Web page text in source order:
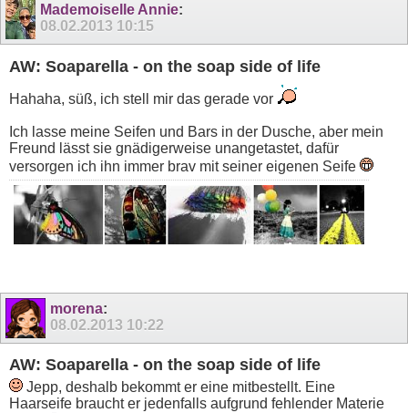
Mademoiselle Annie:
08.02.2013 10:15
AW: Soaparella - on the soap side of life
Hahaha, süß, ich stell mir das gerade vor
Ich lasse meine Seifen und Bars in der Dusche, aber mein
Freund lässt sie gnädigerweise unangetastet, dafür
versorgen ich ihn immer brav mit seiner eigenen Seife
morena:
08.02.2013 10:22
AW: Soaparella - on the soap side of life
Jepp, deshalb bekommt er eine mitbestellt. Eine
Haarseife braucht er jedenfalls aufgrund fehlender Materie